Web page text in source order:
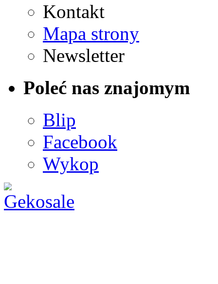
Kontakt
Mapa strony
Newsletter
Poleć nas znajomym
Blip
Facebook
Wykop